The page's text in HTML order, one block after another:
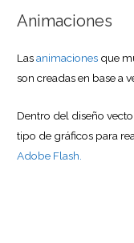
Animaciones
Lasanimaciones que
son creadas en base a
Dentro del diseño
tipo de gráficos para
Adobe Flash.